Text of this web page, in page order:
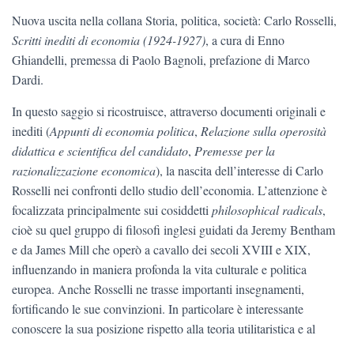
G
Nuova uscita nella collana Storia, politica, società: Carlo Rosselli,
Scritti inediti di economia (1924-1927), a cura di Enno
Ghiandelli, premessa di Paolo Bagnoli, prefazione di Marco
Dardi.
In questo saggio si ricostruisce, attraverso documenti originali e
inediti (Appunti di economia politica, Relazione sulla operosità
didattica e scientifica del candidato, Premesse per la
razionalizzazione economica), la nascita dell’interesse di Carlo
Rosselli nei confronti dello studio dell’economia. L’attenzione è
focalizzata principalmente sui cosiddetti philosophical radicals,
cioè su quel gruppo di filosofi inglesi guidati da Jeremy Bentham
e da James Mill che operò a cavallo dei secoli XVIII e XIX,
influenzando in maniera profonda la vita culturale e politica
europea. Anche Rosselli ne trasse importanti insegnamenti,
fortificando le sue convinzioni. In particolare è interessante
conoscere la sua posizione rispetto alla teoria utilitaristica e al